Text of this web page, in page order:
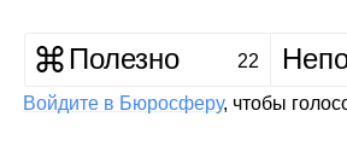
Полезно 22
Войдите в Бюросферу, чтобы